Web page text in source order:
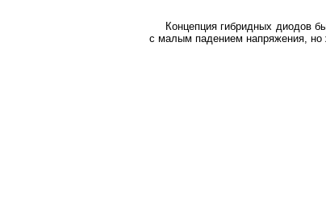
Концепция гибридных диодов
с малым падением напряжения, но